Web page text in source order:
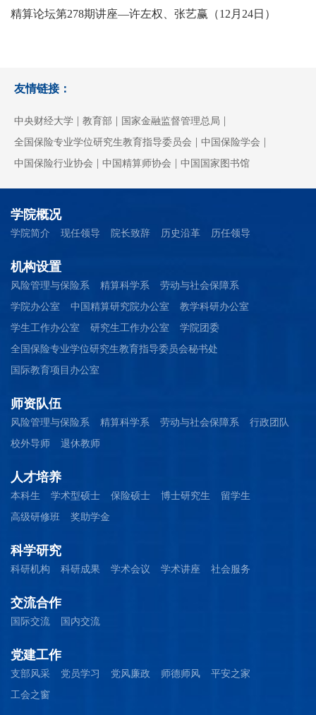
精算论坛第278期讲座—许左权、张艺赢（12月24日）
友情链接：
中央财经大学 | 教育部 | 国家金融监督管理总局 |
全国保险专业学位研究生教育指导委员会 | 中国保险学会 |
中国保险行业协会 | 中国精算师协会 | 中国国家图书馆
学院概况
学院简介 现任领导 院长致辞 历史沿革 历任领导
机构设置
风险管理与保险系 精算科学系
劳动与社会保障系
学院办公室
中国精算研究院办公室
教学科研办公室
学生工作办公室
研究生工作办公室
学院团委
全国保险专业学位研究生教育指导委员会秘书处
国际教育项目办公室
师资队伍
风险管理与保险系 精算科学系 劳动与社会保障系
行政团队
校外导师
退休教师
人才培养
本科生 学术型硕士 保险硕士 博士研究生
留学生
高级研修班
奖助学金
科学研究
科研机构 科研成果 学术会议 学术讲座 社会服务
交流合作
国际交流 国内交流
党建工作
支部风采 党员学习 党风廉政 师德师风
平安之家
工会之窗